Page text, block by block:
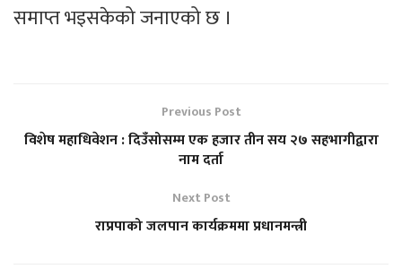
समाप्त भइसकेको जनाएको छ ।
Previous Post
विशेष महाधिवेशन : दिउँसोसम्म एक हजार तीन सय २७ सहभागीद्वारा
नाम दर्ता
Next Post
राप्रपाको जलपान कार्यक्रममा प्रधानमन्त्री